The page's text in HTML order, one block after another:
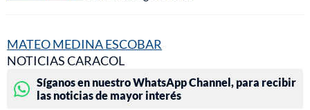
MATEO MEDINA ESCOBAR
NOTICIAS CARACOL
Síganos en nuestro WhatsApp Channel, para recibir
las noticias de mayor interés